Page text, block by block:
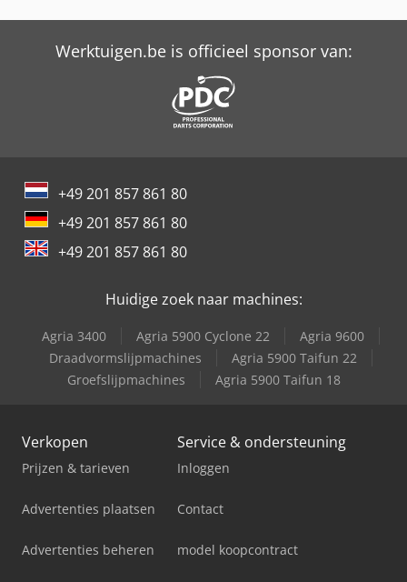
Trailer And Tools
Werktuigen.be is officieel sponsor van:
+49 201 857 861 80
+49 201 857 861 80
+49 201 857 861 80
Huidige zoek naar machines:
Agria 3400 Agria 5900 Cyclone 22
Agria 9600
Draadvormslijpmachines
Agria 5900 Taifun 22
Groefslijpmachines
Agria 5900 Taifun 18
Verkopen
Prijzen & tarieven
Advertenties plaatsen
Advertenties beheren
Service & ondersteuning
Inloggen
Contact
model koopcontract